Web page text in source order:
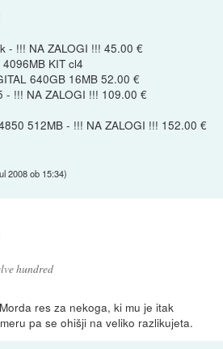
- !!! NA ZALOGI !!! 45.00 €
KIT cl4
640GB 16MB 52.00 €
- !!! NA ZALOGI !!! 109.00 €
512MB - !!! NA ZALOGI !!! 152.00 €
2008 ob 15:34)
hundred
res za nekoga, ki mu je itak
pa se ohišji na veliko razlikujeta.